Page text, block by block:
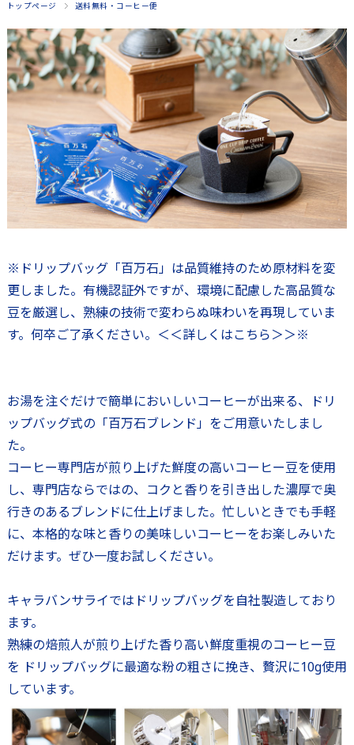
トップページ 送料無料・コーヒー便
※ドリップバッグ「百万石」は品質維持のため原材料を変
更しました。有機認証外ですが、環境に配慮した高品質な
豆を厳選し、熟練の技術で変わらぬ味わいを再現していま
す。何卒ご了承ください。 ＜＜詳しくはこちら＞＞※
お湯を注ぐだけで簡単においしいコーヒーが出来る、ドリ
ップバッグ式の「百万石ブレンド」をご用意いたしまし
た。
コーヒー専門店が煎り上げた鮮度の高いコーヒー豆を使用
し、専門店ならではの、コクと香りを引き出した濃厚で奥
行きのあるブレンドに仕上げました。忙しいときでも手軽
に、本格的な味と香りの美味しいコーヒーをお楽しみいた
だけます。ぜひ一度お試しください。
キャラバンサライではドリップバッグを自社製造しており
ます。
熟練の焙煎人が煎り上げた香り高い鮮度重視のコーヒー豆
を ドリップバッグに最適な粉の粗さに挽き、贅沢に10g使用
しています。